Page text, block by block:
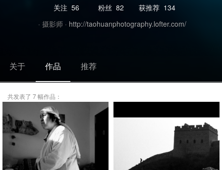
关注 56 粉丝 82 获推荐 134
· 摄影师 · http://taohuanphotography.lofter.com/
关于 作品 推荐
共发表了 7 幅作品：